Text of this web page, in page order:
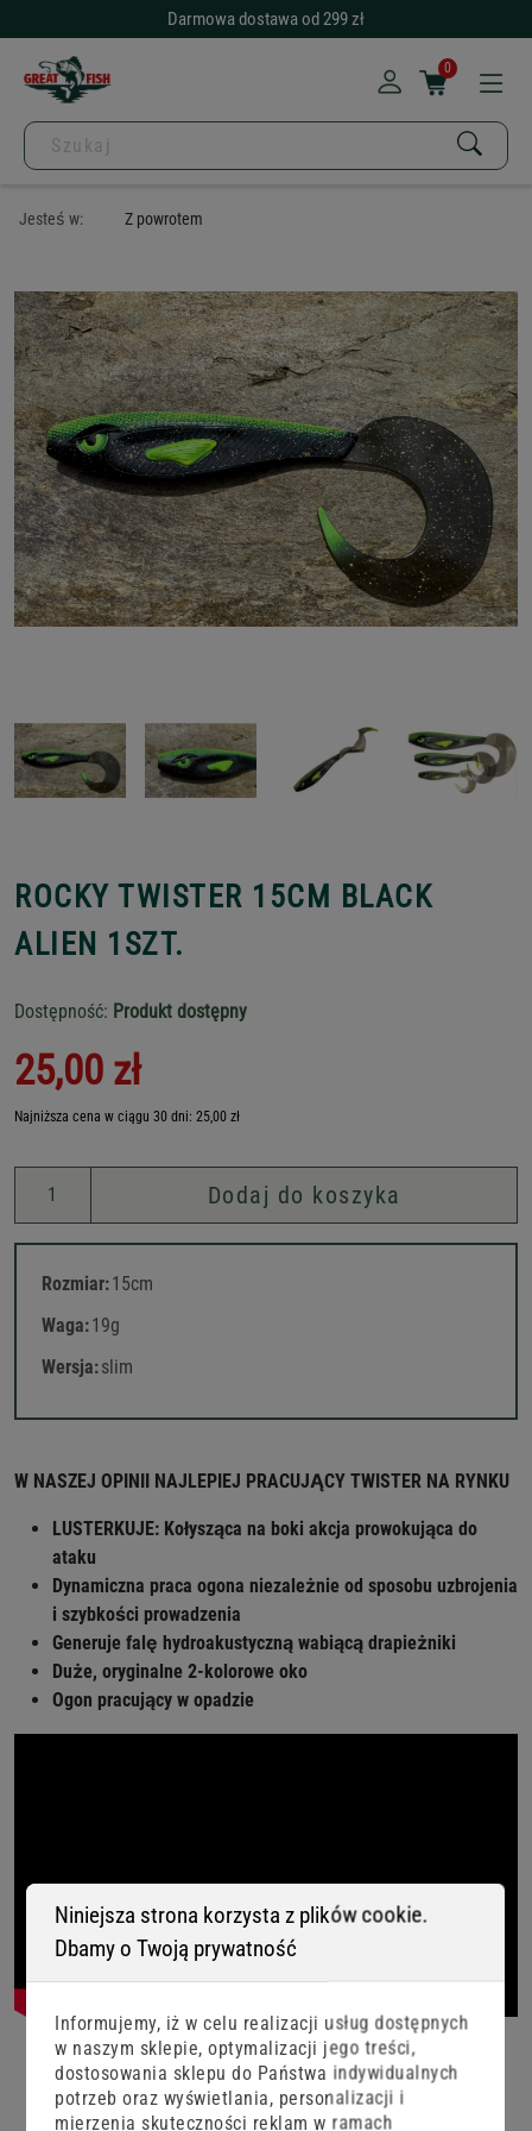
Darmowa dostawa od 299 zł
0
Niniejsza strona korzysta z plików cookie.
Dbamy o Twoją prywatność
Informujemy, iż w celu realizacji usług dostępnych
w naszym sklepie, optymalizacji jego treści,
dostosowania sklepu do Państwa indywidualnych
potrzeb oraz wyświetlania, personalizacji i
mierzenia skuteczności reklam w ramach
Jesteś w: Z powrotem
ROCKY TWISTER 15CM BLACK
ALIEN 1SZT.
Dostępność: Produkt dostępny
25,00 zł
Najniższa cena w ciągu 30 dni: 25,00 zł
Dodaj do koszyka
Rozmiar:15cm
Waga:19g
Wersja:slim
W NASZEJ OPINII NAJLEPIEJ PRACUJĄCY TWISTER NA RYNKU
LUSTERKUJE: Kołysząca na boki akcja prowokująca do
ataku
Dynamiczna praca ogona niezależnie od sposobu uzbrojenia
i szybkości prowadzenia
Generuje falę hydroakustyczną wabiącą drapieżniki
Duże, oryginalne 2-kolorowe oko
Ogon pracujący w opadzie